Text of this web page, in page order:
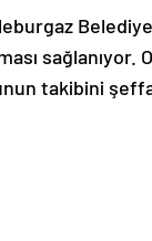
sağlanıyor.
takibini